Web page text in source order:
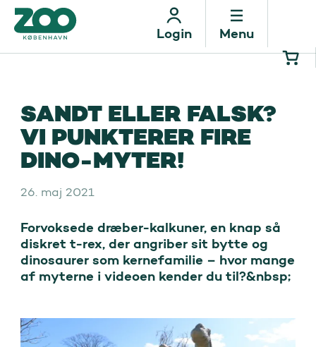
Menu
Login
SANDT ELLER FALSK?
VI PUNKTERER FIRE
DINO-MYTER!
26. maj 2021
Forvoksede dræber-kalkuner, en knap så
diskret t-rex, der angriber sit bytte og
dinosaurer som kernefamilie – hvor mange
af myterne i videoen kender du til?&nbsp;